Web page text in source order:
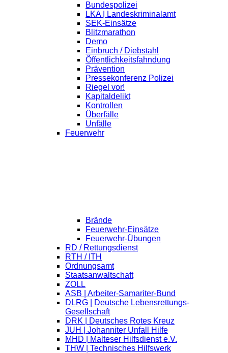
Bundespolizei
LKA | Landeskriminalamt
SEK-Einsätze
Blitzmarathon
Demo
Einbruch / Diebstahl
Öffentlichkeitsfahndung
Prävention
Pressekonferenz Polizei
Riegel vor!
Kapitaldelikt
Kontrollen
Überfälle
Unfälle
Feuerwehr
Brände
Feuerwehr-Einsätze
Feuerwehr-Übungen
RD / Rettungsdienst
RTH / ITH
Ordnungsamt
Staatsanwaltschaft
ZOLL
ASB | Arbeiter-Samariter-Bund
DLRG | Deutsche Lebensrettungs-
Gesellschaft
DRK | Deutsches Rotes Kreuz
JUH | Johanniter Unfall Hilfe
MHD | Malteser Hilfsdienst e.V.
THW | Technisches Hilfswerk